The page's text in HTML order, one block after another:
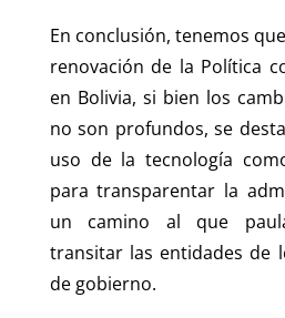
En conclusión, tenemos
renovación de la Política
en Bolivia, si bien los
no son profundos, se
uso de la tecnología
para transparentar la
un camino al que
transitar las entidades de
de gobierno.